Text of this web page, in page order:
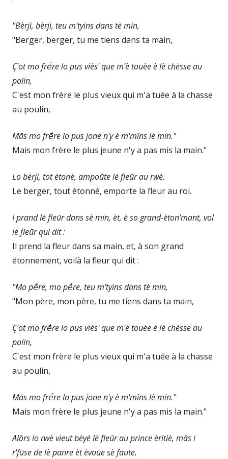
"Bèrji, bèrji, teu m'tyins dans tè min,
"Berger, berger, tu me tiens dans ta main,
Ç'ot mo frḗre lo pus viès' que m'è touèe è lè chèsse au
polin,
C'est mon frère le plus vieux qui m'a tuée à la chasse
au poulin,
Mās mo frḗre lo pus jone n'y è m'mîns lè min."
Mais mon frère le plus jeune n'y a pas mis la main."
Lo bèrji, tot ètonè, ampoūte lè fleūr au rwè.
Le berger, tout étonné, emporte la fleur au roi.
I prand lè fleūr dans sè min, èt, è so grand-èton'mant, vol
lè fleūr qui dit :
Il prend la fleur dans sa main, et, à son grand
étonnement, voilà la fleur qui dit :
"Mo pḗre, mo pḗre, teu m'tyins dans tè min,
"Mon père, mon père, tu me tiens dans ta main,
Ç'ot mo frḗre lo pus viès' que m'è touèe è lè chèsse au
polin,
C'est mon frère le plus vieux qui m'a tuée à la chasse
au poulin,
Mās mo frḗre lo pus jone n'y è m'mîns lè min."
Mais mon frère le plus jeune n'y a pas mis la main."
Alōrs lo rwè vieut bèyè lè fleūr au prince èritiè, mās i
r'fūse de lè panre èt èvoūe sè faute.